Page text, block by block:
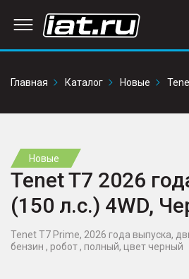
Главная
Каталог Новые
Новые
Tenet T7 2026
(150 л.с.) 4WD,
Tenet T7 Prime, 2026 года выпуска,
бензин , робот , полный, цвет черный